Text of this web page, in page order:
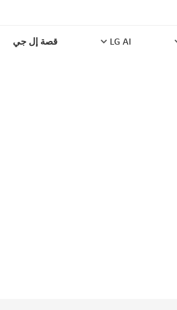
LG AI قصة إل جي